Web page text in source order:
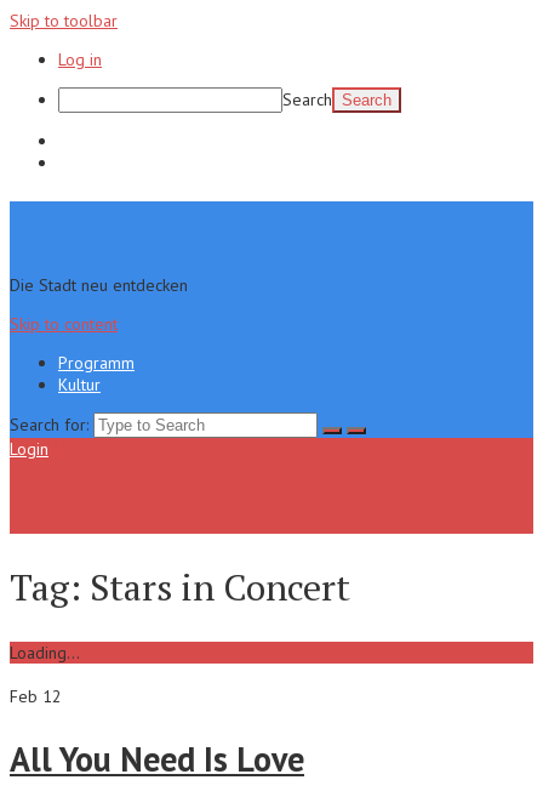
Skip to toolbar
Log in
Search
Die Stadt neu entdecken
Skip to content
Programm
Kultur
Search for:
Login
Tag: Stars in Concert
Loading...
Feb 12
All You Need Is Love